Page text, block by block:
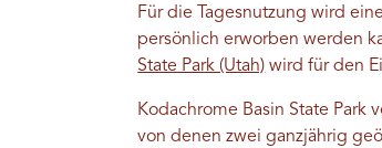
Für die Tagesnutzung wird
persönlich erworben werden
State Park (Utah) wird für den
Kodachrome Basin State
von denen zwei ganzjährig